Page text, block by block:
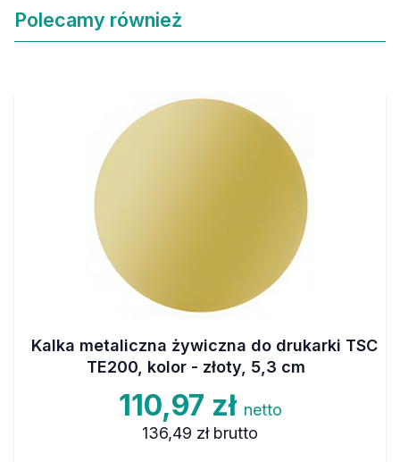
Polecamy również
Kalka metaliczna żywiczna do drukarki TSC
TE200, kolor - złoty, 5,3 cm
110,97 zł netto
136,49 zł brutto